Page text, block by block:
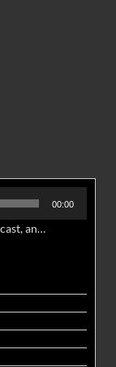
00:00
En este primer episodio de Del Inbox al Podcast, analizamos junto al abogado Jonathan Brown las nuevas conductas delictivas cibernéticas y la necesidad de hacer modificaciones al Código Penal.